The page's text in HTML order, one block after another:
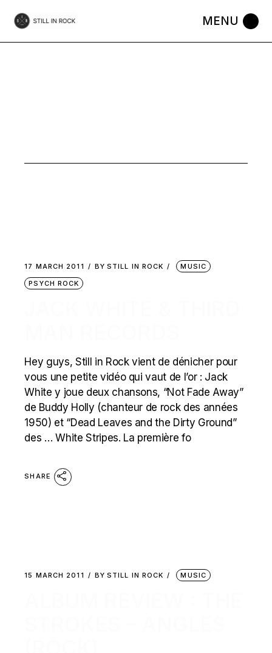
the
17 MARCH 2011 BY STILL IN ROCK
MUSIC
PSYCH ROCK
Hey guys, Still in Rock vient de dénicher pour
vous une petite vidéo qui vaut de l’or : Jack
White y joue deux chansons, “Not Fade Away”
de Buddy Holly (chanteur de rock des années
1950) et “Dead Leaves and the Dirty Ground”
des … White Stripes. La première fo
SHARE
15 MARCH 2011 BY STILL IN ROCK MUSIC